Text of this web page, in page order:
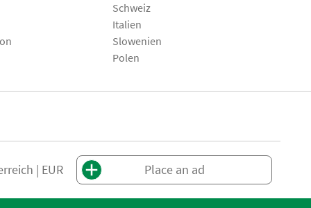
Schweiz
Italien
Slowenien
Polen
| EUR Place an ad